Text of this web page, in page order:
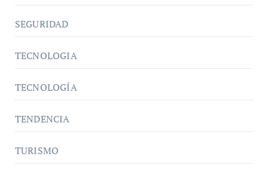
SEGURIDAD
TECNOLOGIA
TECNOLOGÍA
TENDENCIA
TURISMO